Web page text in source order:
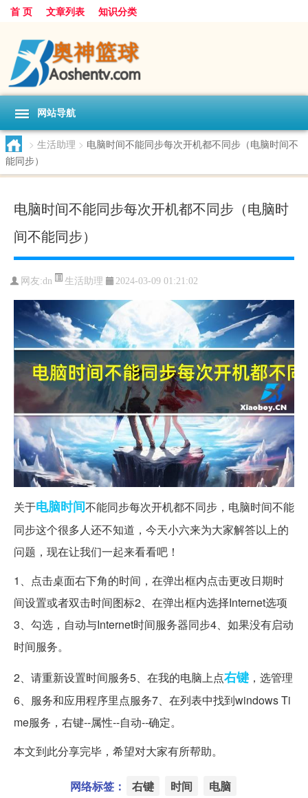
首 页 文章列表 知识分类
网站导航
> 生活助理 > 电脑时间不能同步每次开机都不同步（电脑时间不
能同步）
电脑时间不能同步每次开机都不同步（电脑时
间不能同步）
网友:dn 生活助理 2024-03-09 01:21:02
关于电脑时间不能同步每次开机都不同步，电脑时间不能
同步这个很多人还不知道，今天小六来为大家解答以上的
问题，现在让我们一起来看看吧！
1、点击桌面右下角的时间，在弹出框内点击更改日期时
间设置或者双击时间图标2、在弹出框内选择Internet选项
3、勾选，自动与Internet时间服务器同步4、如果没有启动
时间服务。
2、请重新设置时间服务5、在我的电脑上点右键，选管理
6、服务和应用程序里点服务7、在列表中找到windows Ti
me服务，右键--属性--自动--确定。
本文到此分享完毕，希望对大家有所帮助。
网络标签： 右键 时间 电脑